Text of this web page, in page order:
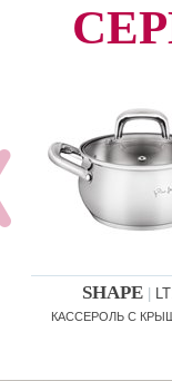
SHAPE
КАССЕРОЛЬ С